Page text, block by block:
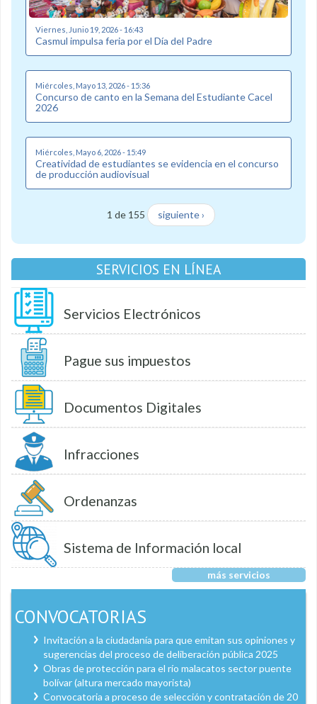
Viernes, Junio 19, 2026 - 16:43
Casmul impulsa feria por el Día del Padre
Miércoles, Mayo 13, 2026 - 15:36
Concurso de canto en la Semana del Estudiante Cacel
2026
Miércoles, Mayo 6, 2026 - 15:49
Creatividad de estudiantes se evidencia en el concurso
de producción audiovisual
1 de 155 siguiente ›
SERVICIOS EN LÍNEA
Servicios Electrónicos
Pague sus impuestos
Documentos Digitales
Infracciones
Ordenanzas
Sistema de Información local
más servicios
CONVOCATORIAS
Invitación a la ciudadanía para que emitan sus opiniones y
sugerencias del proceso de deliberación pública 2025
Obras de protección para el río malacatos sector puente
bolívar (altura mercado mayorista)
Convocatoria a proceso de selección y contratación de 20